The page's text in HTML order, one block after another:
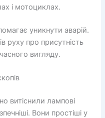
і мотоциклах.
уникнути аварій.
руху про присутність
вигляду.
витіснили лампові
Вони простіші у